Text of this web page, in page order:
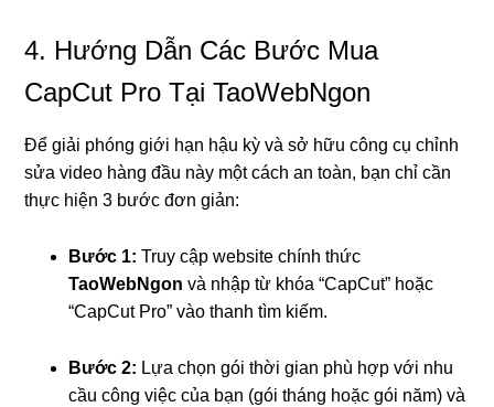
4. Hướng Dẫn Các Bước Mua
CapCut Pro Tại TaoWebNgon
Để giải phóng giới hạn hậu kỳ và sở hữu công cụ chỉnh
sửa video hàng đầu này một cách an toàn, bạn chỉ cần
thực hiện 3 bước đơn giản:
Bước 1: Truy cập website chính thức
TaoWebNgon và nhập từ khóa “CapCut” hoặc
“CapCut Pro” vào thanh tìm kiếm.
Bước 2: Lựa chọn gói thời gian phù hợp với nhu
cầu công việc của bạn (gói tháng hoặc gói năm) và